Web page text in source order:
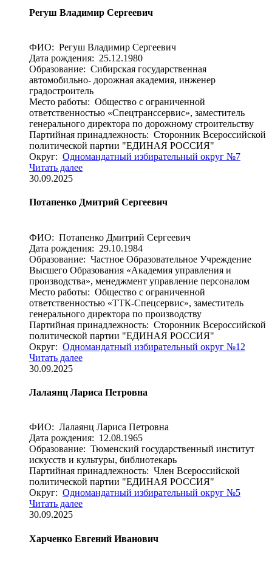
Регуш Владимир Сергеевич
ФИО: Регуш Владимир Сергеевич
Дата рождения: 25.12.1980
Образование: Сибирская государственная
автомобильно- дорожная академия, инженер
градостроитель
Место работы: Общество с ограниченной
ответственностью «Спецтранссервис», заместитель
генерального директора по дорожному строительству
Партийная принадлежность: Сторонник Всероссийской
политической партии "ЕДИНАЯ РОССИЯ"
Округ: Одномандатный избирательный округ №7
Читать далее
30.09.2025
Потапенко Дмитрий Сергеевич
ФИО: Потапенко Дмитрий Сергеевич
Дата рождения: 29.10.1984
Образование: Частное Образовательное Учреждение
Высшего Образования «Академия управления и
производства», менеджмент управление персоналом
Место работы: Общество с ограниченной
ответственностью «ТТК-Спецсервис», заместитель
генерального директора по производству
Партийная принадлежность: Сторонник Всероссийской
политической партии "ЕДИНАЯ РОССИЯ"
Округ: Одномандатный избирательный округ №12
Читать далее
30.09.2025
Лалаянц Лариса Петровна
ФИО: Лалаянц Лариса Петровна
Дата рождения: 12.08.1965
Образование: Тюменский государственный институт
искусств и культуры, библиотекарь
Партийная принадлежность: Член Всероссийской
политической партии "ЕДИНАЯ РОССИЯ"
Округ: Одномандатный избирательный округ №5
Читать далее
30.09.2025
Харченко Евгений Иванович